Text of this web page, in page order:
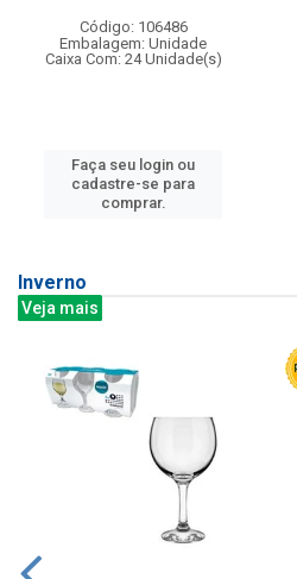
Código: 106486
Embalagem: Unidade
Caixa Com: 24 Unidade(s)
Faça seu login ou
cadastre-se para
comprar.
Inverno
Veja mais